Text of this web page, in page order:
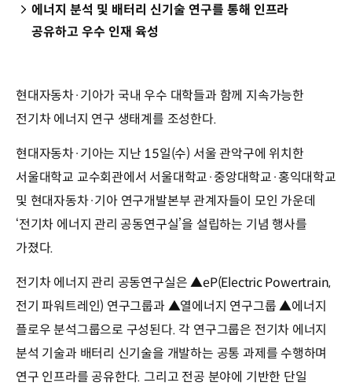
에너지 분석 및 배터리 신기술 연구를 통해 인프라
공유하고 우수 인재 육성
현대자동차·기아가 국내 우수 대학들과 함께 지속가능한
전기차 에너지 연구 생태계를 조성한다.
현대자동차·기아는 지난 15일(수) 서울 관악구에 위치한
서울대학교 교수회관에서 서울대학교·중앙대학교·홍익대학교
및 현대자동차·기아 연구개발본부 관계자들이 모인 가운데
‘전기차 에너지 관리 공동연구실’을 설립하는 기념 행사를
가졌다.
전기차 에너지 관리 공동연구실은 ▲eP(Electric Powertrain,
전기 파워트레인) 연구그룹과 ▲열에너지 연구그룹 ▲에너지
플로우 분석그룹으로 구성된다. 각 연구그룹은 전기차 에너지
분석 기술과 배터리 신기술을 개발하는 공통 과제를 수행하며
연구 인프라를 공유한다. 그리고 전공 분야에 기반한 단일